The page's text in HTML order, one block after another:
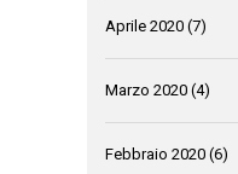
Aprile 2020 (7)
Marzo 2020 (4)
Febbraio 2020 (6)